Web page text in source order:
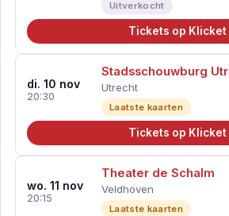
Uitverkocht
Tickets op Klicket
di. 10 nov
20:30
Stadsschouwburg
Utrecht
Laatste kaarten
Tickets op Klicket
wo. 11 nov
20:15
Theater de Schalm
Veldhoven
Laatste kaarten